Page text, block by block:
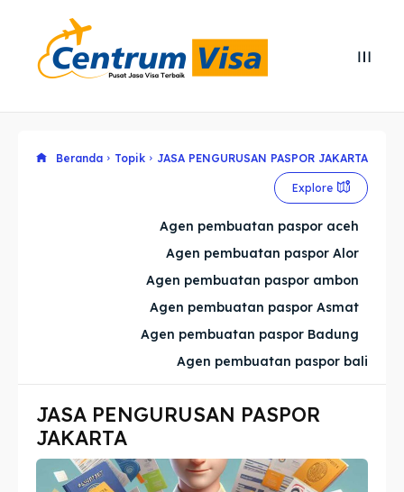
Cari
Cari
Explore our destinations
Imta
Legalisir
Explore our destinations
Imta
Legalisir
Beranda Topik JASA PENGURUSAN PASPOR JAKARTA
Explore
Agen pembuatan paspor aceh
Agen pembuatan paspor Alor
Agen pembuatan paspor ambon
Agen pembuatan paspor Asmat
Agen pembuatan paspor Badung
Agen pembuatan paspor bali
JASA PENGURUSAN PASPOR
JAKARTA